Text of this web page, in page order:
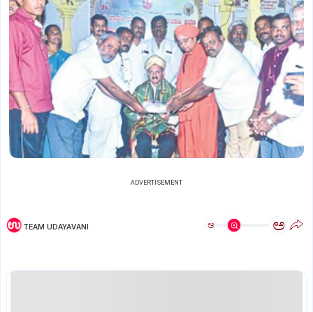
ADVERTISEMENT
TEAM UDAYAVANI ಅ ಅ